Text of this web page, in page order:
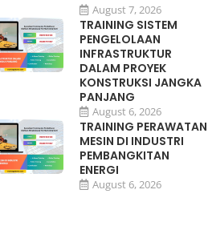
August 7, 2026
TRAINING SISTEM
PENGELOLAAN
INFRASTRUKTUR
DALAM PROYEK
KONSTRUKSI JANGKA
PANJANG
August 6, 2026
TRAINING PERAWATAN
MESIN DI INDUSTRI
PEMBANGKITAN
ENERGI
August 6, 2026